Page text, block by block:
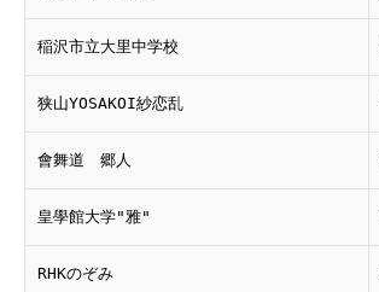
稲沢市立大里中学校
狭山YOSAKOI紗恋乱
會舞道 郷人
皇學館大学"雅"
RHKのぞみ